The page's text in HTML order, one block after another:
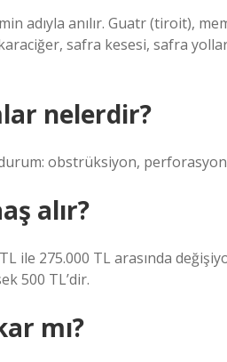
adıyla anılır. Guatr (tiroit),
safra kesesi, safra
nelerdir?
obstrüksiyon,
alır?
ile 275.000 TL arasında
500 TL’dir.
mı?